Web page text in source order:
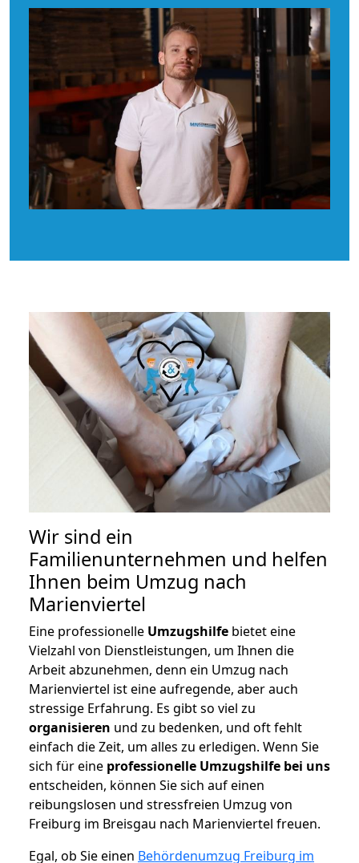
Wir sind ein
Familienunternehmen und helfen
Ihnen beim Umzug nach
Marienviertel
Eine professionelle Umzugshilfe bietet eine
Vielzahl von Dienstleistungen, um Ihnen die
Arbeit abzunehmen, denn ein Umzug nach
Marienviertel ist eine aufregende, aber auch
stressige Erfahrung. Es gibt so viel zu
organisieren und zu bedenken, und oft fehlt
einfach die Zeit, um alles zu erledigen. Wenn Sie
sich für eine professionelle Umzugshilfe bei uns
entscheiden, können Sie sich auf einen
reibungslosen und stressfreien Umzug von
Freiburg im Breisgau nach Marienviertel freuen.
Egal, ob Sie einen Behördenumzug Freiburg im